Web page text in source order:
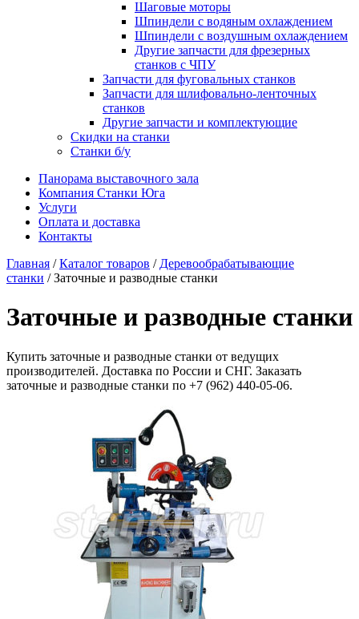
Шаговые моторы
Шпиндели с водяным охлаждением
Шпиндели с воздушным охлаждением
Другие запчасти для фрезерных
станков с ЧПУ
Запчасти для фуговальных станков
Запчасти для шлифовально-ленточных
станков
Другие запчасти и комплектующие
Скидки на станки
Станки б/у
Панорама выставочного зала
Компания Станки Юга
Услуги
Оплата и доставка
Контакты
Главная /Каталог товаров / Деревообрабатывающие
станки / Заточные и разводные станки
Заточные и разводные станки
Купить заточные и разводные станки от ведущих
производителей. Доставка по России и СНГ. Заказать
заточные и разводные станки по +7 (962) 440-05-06.